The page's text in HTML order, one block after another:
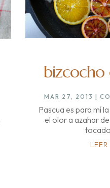
bizcocho
MAR 27, 2013 |
Pascua es para mí
el olor a azahar